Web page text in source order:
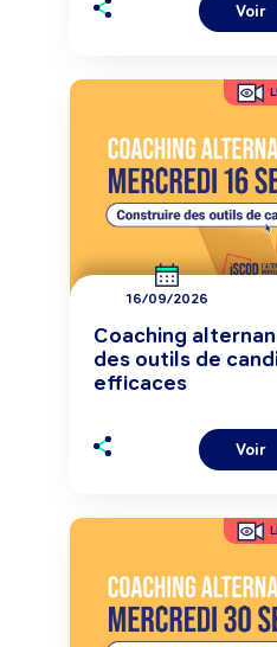
Voir
16/09/2026
Coaching
des outils de
efficaces
Voir